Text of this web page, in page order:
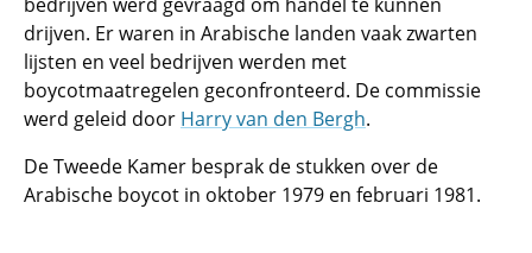
drijven. Er waren in Arabische landen vaak zwarten
lijsten en veel bedrijven werden met
boycotmaatregelen geconfronteerd. De commissie
werd geleid door Harry van den Bergh.
De Tweede Kamer besprak de stukken over de
Arabische boycot in oktober 1979 en februari 1981.